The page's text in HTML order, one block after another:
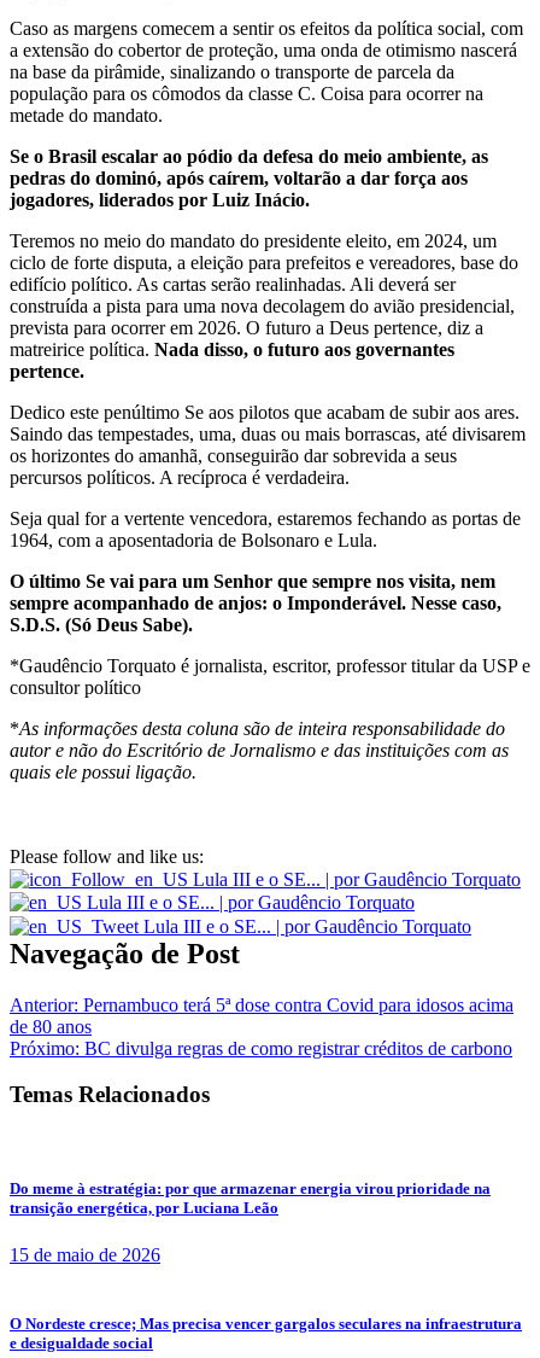
Caso as margens comecem a sentir os efeitos da política social, com
a extensão do cobertor de proteção, uma onda de otimismo nascerá
na base da pirâmide, sinalizando o transporte de parcela da
população para os cômodos da classe C. Coisa para ocorrer na
metade do mandato.
Se o Brasil escalar ao pódio da defesa do meio ambiente, as
pedras do dominó, após caírem, voltarão a dar força aos
jogadores, liderados por Luiz Inácio.
Teremos no meio do mandato do presidente eleito, em 2024, um
ciclo de forte disputa, a eleição para prefeitos e vereadores, base do
edifício político. As cartas serão realinhadas. Ali deverá ser
construída a pista para uma nova decolagem do avião presidencial,
prevista para ocorrer em 2026. O futuro a Deus pertence, diz a
matreirice política. Nada disso, o futuro aos governantes
pertence.
Dedico este penúltimo Se aos pilotos que acabam de subir aos ares.
Saindo das tempestades, uma, duas ou mais borrascas, até divisarem
os horizontes do amanhã, conseguirão dar sobrevida a seus
percursos políticos. A recíproca é verdadeira.
Seja qual for a vertente vencedora, estaremos fechando as portas de
1964, com a aposentadoria de Bolsonaro e Lula.
O último Se vai para um Senhor que sempre nos visita, nem
sempre acompanhado de anjos: o Imponderável. Nesse caso,
S.D.S. (Só Deus Sabe).
*Gaudêncio Torquato é jornalista, escritor, professor titular da USP e
consultor político
*As informações desta coluna são de inteira responsabilidade do
autor e não do Escritório de Jornalismo e das instituições com as
quais ele possui ligação.
Please follow and like us:
Navegação de Post
Anterior: Pernambuco terá 5ª dose contra Covid para idosos acima
de 80 anos
Próximo: BC divulga regras de como registrar créditos de carbono
Temas Relacionados
Do meme à estratégia: por que armazenar energia virou prioridade na
transição energética, por Luciana Leão
15 de maio de 2026
O Nordeste cresce; Mas precisa vencer gargalos seculares na infraestrutura
e desigualdade social